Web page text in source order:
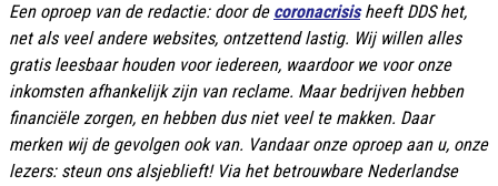
Een oproep van de redactie: door de coronacrisisheeft DDS het,
net als veel andere websites, ontzettend lastig. Wij willen alles
gratis leesbaar houden voor iedereen, waardoor we voor onze
inkomsten afhankelijk zijn van reclame. Maar bedrijven hebben
financiële zorgen, en hebben dus niet veel te makken. Daar
merken wij de gevolgen ook van. Vandaar onze oproep aan u, onze
lezers: steun ons alsjeblieft! Via het betrouwbare Nederlandse